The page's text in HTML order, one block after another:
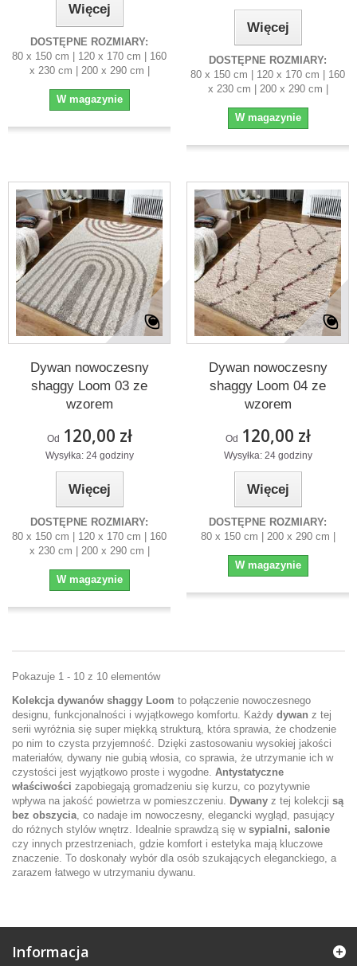
Więcej
DOSTĘPNE ROZMIARY:
80 x 150 cm | 120 x 170 cm | 160
x 230 cm | 200 x 290 cm |
W magazynie
Więcej
DOSTĘPNE ROZMIARY:
80 x 150 cm | 120 x 170 cm | 160
x 230 cm | 200 x 290 cm |
W magazynie
Dywan nowoczesny
shaggy Loom 03 ze
wzorem
Od 120,00 zł
Wysyłka: 24 godziny
Więcej
DOSTĘPNE ROZMIARY:
80 x 150 cm | 120 x 170 cm | 160
x 230 cm | 200 x 290 cm |
W magazynie
Dywan nowoczesny
shaggy Loom 04 ze
wzorem
Od 120,00 zł
Wysyłka: 24 godziny
Więcej
DOSTĘPNE ROZMIARY:
80 x 150 cm | 200 x 290 cm |
W magazynie
Pokazuje 1 - 10 z 10 elementów
Kolekcja dywanów shaggy Loom to połączenie nowoczesnego
designu, funkcjonalności i wyjątkowego komfortu. Każdy dywan z tej
serii wyróżnia się super miękką strukturą, która sprawia, że chodzenie
po nim to czysta przyjemność. Dzięki zastosowaniu wysokiej jakości
materiałów, dywany nie gubią włosia, co sprawia, że utrzymanie ich w
czystości jest wyjątkowo proste i wygodne. Antystatyczne
właściwości zapobiegają gromadzeniu się kurzu, co pozytywnie
wpływa na jakość powietrza w pomieszczeniu. Dywany z tej kolekcji są
bez obszycia, co nadaje im nowoczesny, elegancki wygląd, pasujący
do różnych stylów wnętrz. Idealnie sprawdzą się w sypialni, salonie
czy innych przestrzeniach, gdzie komfort i estetyka mają kluczowe
znaczenie. To doskonały wybór dla osób szukających eleganckiego, a
zarazem łatwego w utrzymaniu dywanu.
Informacja